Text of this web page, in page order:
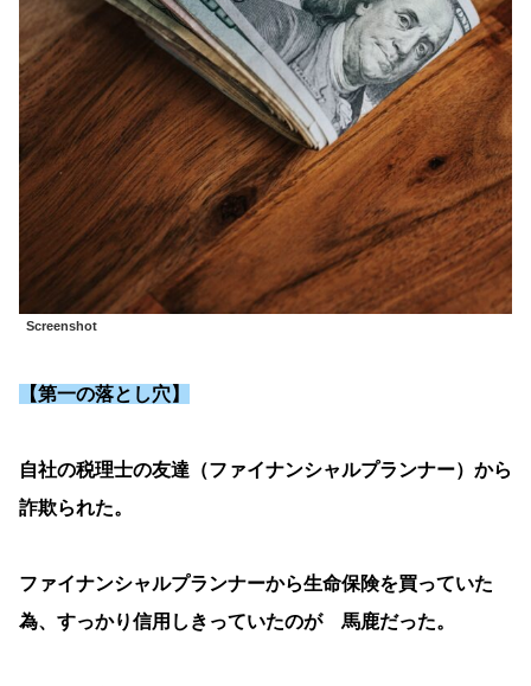
Screenshot
【第一の落とし穴】
自社の税理士の友達（ファイナンシャルプランナー）から
詐欺られた。
ファイナンシャルプランナーから生命保険を買っていた
為、すっかり信用しきっていたのが 馬鹿だった。